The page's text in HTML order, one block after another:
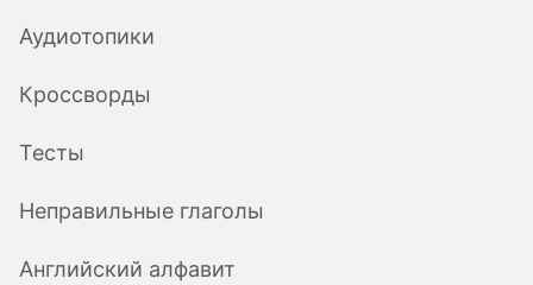
Аудиотопики
Кроссворды
Тесты
Неправильные глаголы
Английский алфавит